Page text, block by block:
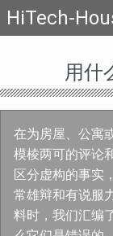
HiTech-
用什
在为房屋、公寓
模棱两可的评论
区分虚构的事实
常雄辩和有说服
料时，我们汇编